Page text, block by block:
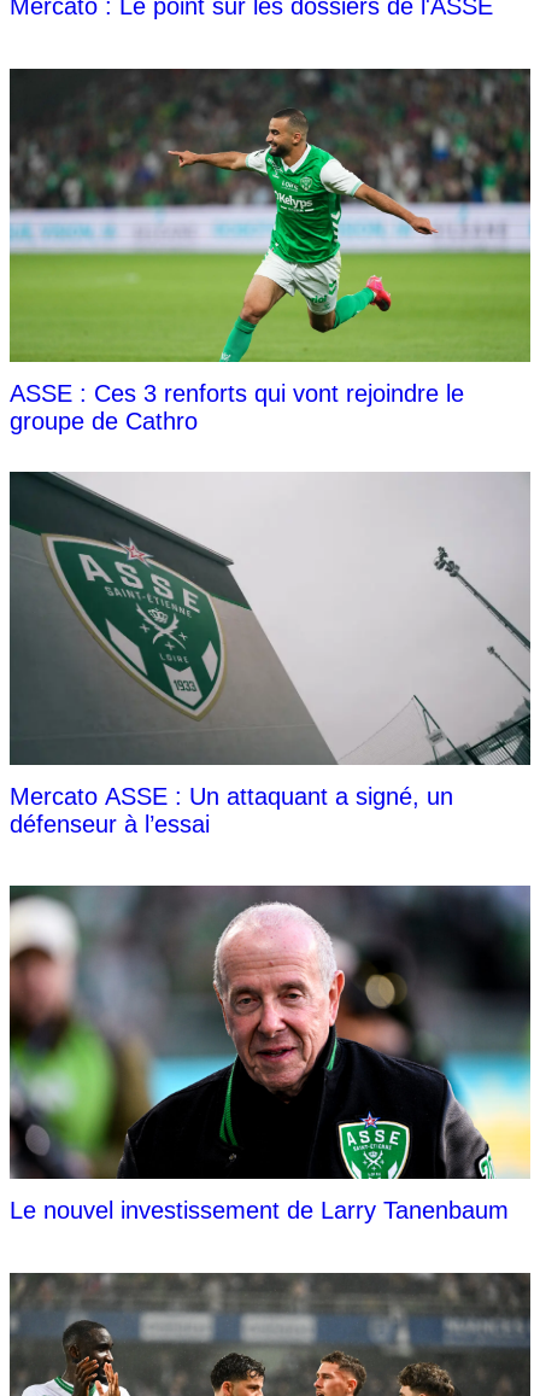
Mercato : Le point sur les dossiers de l'ASSE
ASSE : Ces 3 renforts qui vont rejoindre le
groupe de Cathro
Mercato ASSE : Un attaquant a signé, un
défenseur à l’essai
Le nouvel investissement de Larry Tanenbaum